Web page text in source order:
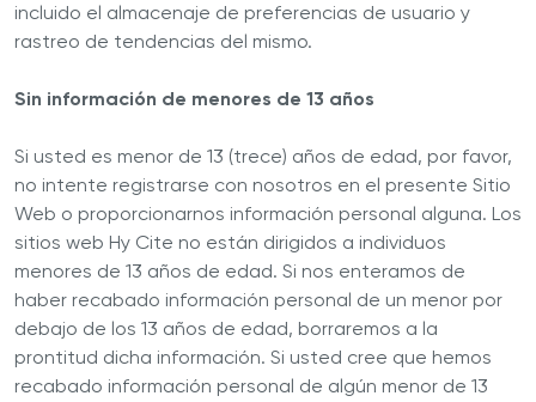
incluido el almacenaje de preferencias de usuario y
rastreo de tendencias del mismo.
Sin información de menores de 13 años
Si usted es menor de 13 (trece) años de edad, por favor,
no intente registrarse con nosotros en el presente Sitio
Web o proporcionarnos información personal alguna. Los
sitios web Hy Cite no están dirigidos a individuos
menores de 13 años de edad. Si nos enteramos de
haber recabado información personal de un menor por
debajo de los 13 años de edad, borraremos a la
prontitud dicha información. Si usted cree que hemos
recabado información personal de algún menor de 13